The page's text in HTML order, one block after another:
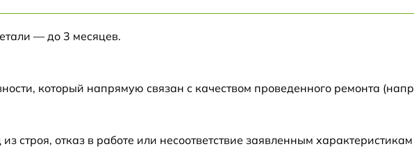
— до 3 месяцев.
который напрямую связан с качеством проведенного ремонта
отказ в работе или несоответствие заявленным